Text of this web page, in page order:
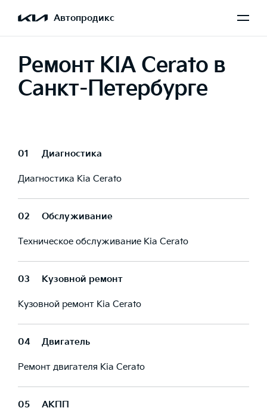
Автопродикс
Ремонт KIA Cerato в
Санкт-Петербурге
01 Диагностика
Диагностика Kia Cerato
02 Обслуживание
Техническое обслуживание Kia Cerato
03 Кузовной ремонт
Кузовной ремонт Kia Cerato
04 Двигатель
Ремонт двигателя Kia Cerato
05 АКПП